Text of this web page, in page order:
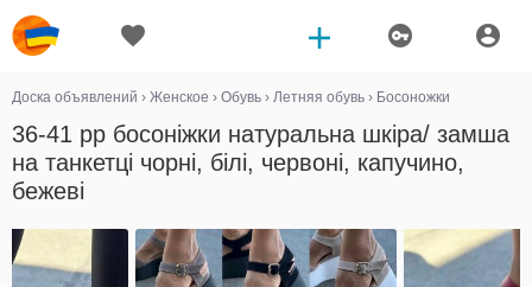
Доска объявлений › Женское › Обувь › Летняя обувь › Босоножки
36-41 рр босоніжки натуральна шкіра/ замша
на танкетці чорні, білі, червоні, капучино,
бежеві